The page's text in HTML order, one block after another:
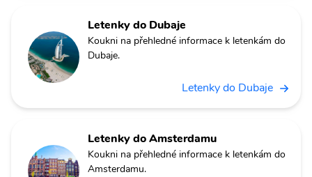
Letenky do Dubaje
Koukni na přehledné informace k letenkám do
Dubaje.
Letenky do Dubaje
Letenky do Amsterdamu
Koukni na přehledné informace k letenkám do
Amsterdamu.